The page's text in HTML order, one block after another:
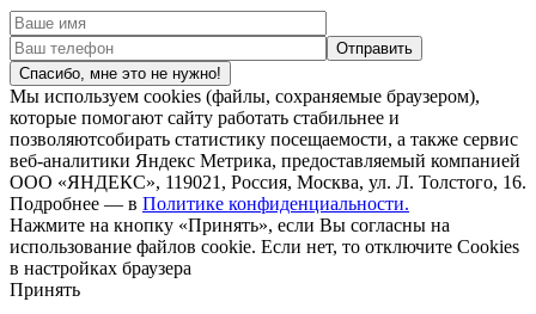
Спасибо, мне это не нужно!
Мы используем cookies (файлы, сохраняемые браузером),
которые помогают сайту работать стабильнее и
позволяютсобирать статистику посещаемости, а также сервис
веб-аналитики Яндекс Метрика, предоставляемый компанией
ООО «ЯНДЕКС», 119021, Россия, Москва, ул. Л. Толстого, 16.
Подробнее — в Политике конфиденциальности.
Нажмите на кнопку «Принять», если Вы согласны на
использование файлов cookie. Если нет, то отключите Cookies
в настройках браузера
Принять